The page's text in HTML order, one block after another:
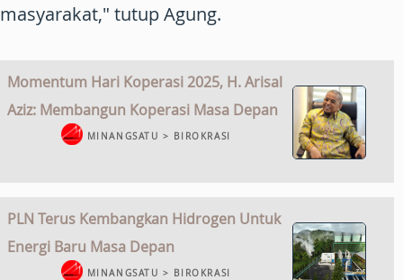
masyarakat," tutup Agung.
Momentum Hari Koperasi 2025, H. Arisal
Aziz: Membangun Koperasi Masa Depan
MINANGSATU > BIROKRASI
PLN Terus Kembangkan Hidrogen Untuk
Energi Baru Masa Depan
MINANGSATU > BIROKRASI